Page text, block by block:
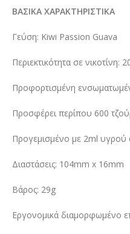
ΒΑΣΙΚΑ ΧΑΡΑΚΤΗΡΙΣΤΙΚΑ
Γεύση: Kiwi Passion Guava
Περιεκτικότητα σε νικοτίνη:
Προφορτισμένη
Προσφέρει περίπου 600
Προγεμισμένο με 2ml
Διαστάσεις: 104mm x 16mm
Βάρος: 29g
Eργονομικά διαμορφωμένο